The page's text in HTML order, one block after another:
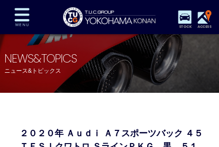
STOCK ACCESS
在庫車両情報 保証&サービス パーツリスト
TUCとは？ 店舗情報 アクセスマップ
全国納車 特別作業 注文販売
プライバシーポリシー スタッフblog 納車blog
NEWS&TOPICS
ニュース&トピックス
２０２０年 Ａｕｄｉ Ａ７スポーツバック ４５